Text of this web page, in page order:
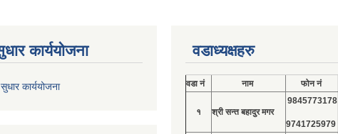
कार्ययोजना
कार्ययोजना
वडाध्यक्षहरु
वडा नं नाम फोन नं
१ श्री सन्त बहादुर मगर
9845773178
9741725979